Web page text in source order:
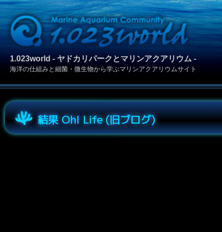
1.023world - ヤドカリパークとマリンアクアリウム -
海洋の仕組みと細菌・微生物から学ぶマリンアクアリウムサイト
結果 Oh! Life (旧ブログ)